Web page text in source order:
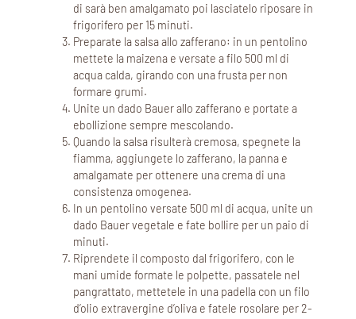
di sarà ben amalgamato poi lasciatelo riposare in
frigorifero per 15 minuti.
Preparate la salsa allo zafferano: in un pentolino
mettete la maizena e versate a filo 500 ml di
acqua calda, girando con una frusta per non
formare grumi.
Unite un dado Bauer allo zafferano e portate a
ebollizione sempre mescolando.
Quando la salsa risulterà cremosa, spegnete la
fiamma, aggiungete lo zafferano, la panna e
amalgamate per ottenere una crema di una
consistenza omogenea.
In un pentolino versate 500 ml di acqua, unite un
dado Bauer vegetale e fate bollire per un paio di
minuti.
Riprendete il composto dal frigorifero, con le
mani umide formate le polpette, passatele nel
pangrattato, mettetele in una padella con un filo
d’olio extravergine d’oliva e fatele rosolare per 2-